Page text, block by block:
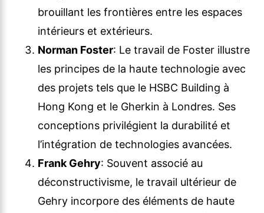
brouillant les frontières entre les espaces
intérieurs et extérieurs.
Norman Foster: Le travail de Foster illustre
les principes de la haute technologie avec
des projets tels que le HSBC Building à
Hong Kong et le Gherkin à Londres. Ses
conceptions privilégient la durabilité et
l’intégration de technologies avancées.
Frank Gehry: Souvent associé au
déconstructivisme, le travail ultérieur de
Gehry incorpore des éléments de haute